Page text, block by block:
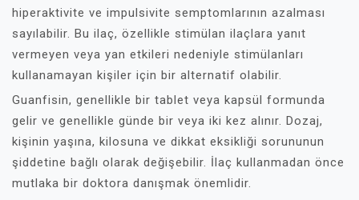
hiperaktivite ve impulsivite semptomlarının azalması
sayılabilir. Bu ilaç, özellikle stimülan ilaçlara yanıt
vermeyen veya yan etkileri nedeniyle stimülanları
kullanamayan kişiler için bir alternatif olabilir.
Guanfisin, genellikle bir tablet veya kapsül formunda
gelir ve genellikle günde bir veya iki kez alınır. Dozaj,
kişinin yaşına, kilosuna ve dikkat eksikliği sorununun
şiddetine bağlı olarak değişebilir. İlaç kullanmadan önce
mutlaka bir doktora danışmak önemlidir.